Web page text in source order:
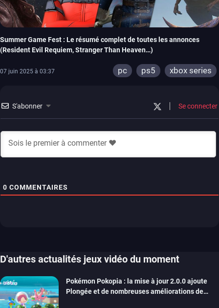
Summer Game Fest : Le résumé complet de toutes les annonces
(Resident Evil Requiem, Stranger Than Heaven…)
07 juin 2025 à 03:37 pc ps5 xbox series
S'abonner Se connecter
0 COMMENTAIRES
D'autres actualités jeux vidéo du moment
Pokémon Pokopia : la mise à jour 2.0.0 ajoute
Plongée et de nombreuses améliorations de